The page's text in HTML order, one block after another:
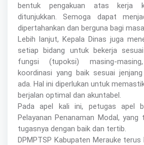
bentuk pengakuan atas kerja
ditunjukkan. Semoga dapat
dipertahankan dan berguna bagi
Lebih lanjut, Kepala Dinas juga
setiap bidang untuk bekerja
fungsi (tupoksi) masing-
koordinasi yang baik sesuai
ada. Hal ini diperlukan untuk
berjalan optimal dan akuntabel.
Pada apel kali ini, petugas apel
Pelayanan Penanaman Modal, yang
tugasnya dengan baik dan tertib.
DPMPTSP Kabupaten Merauke